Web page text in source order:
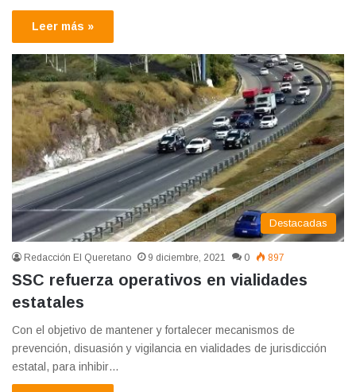
Leer más »
Destacadas
Redacción El Queretano 9 diciembre, 2021 0 897
SSC refuerza operativos en vialidades
estatales
Con el objetivo de mantener y fortalecer mecanismos de
prevención, disuasión y vigilancia en vialidades de jurisdicción
estatal, para inhibir…